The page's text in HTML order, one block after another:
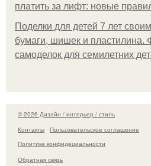
платить за лифт: новые
Поделки для детей 7 лет
бумаги, шишек и пластилина.
самоделок для семилетних
© 2026 Дизайн / интерьер / стиль
Контакты
Пользовательское соглашение
Политика конфидециальности
Обратная связь